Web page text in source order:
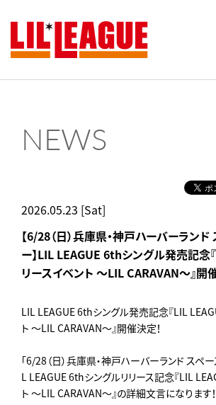
NEWS
2026.05.23 [Sat]
【6/28（日）兵庫県・神戸ハーバーラン
ー】LIL LEAGUE 6thシングル発売記念
リースイベント ～LIL CARAVAN～』開
LIL LEAGUE 6thシングル発売記念『LIL
ト ～LIL CARAVAN～』開催決定！
「6/28（日）兵庫県・神戸ハーバーランド スペ
L LEAGUE 6thシングルリリース記念『LIL
ト ～LIL CARAVAN～』の詳細文言になります！